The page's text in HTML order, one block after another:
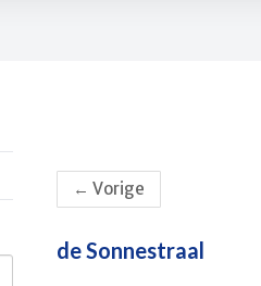
← Vorige
de Sonnestraal